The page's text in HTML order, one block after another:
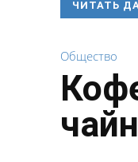
ЧИТАТЬ
Общество